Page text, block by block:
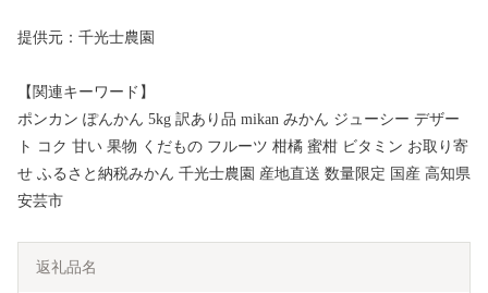
提供元：千光士農園
【関連キーワード】
ポンカン ぽんかん 5kg 訳あり品 mikan みかん ジューシー デザー
ト コク 甘い 果物 くだもの フルーツ 柑橘 蜜柑 ビタミン お取り寄
せ ふるさと納税みかん 千光士農園 産地直送 数量限定 国産 高知県
安芸市
返礼品名